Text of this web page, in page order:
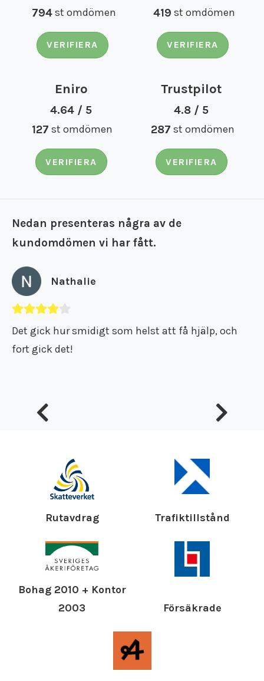
794 st omdömen
VERIFIERA
419 st omdömen
VERIFIERA
Eniro
4.64 / 5
127 st omdömen
VERIFIERA
Trustpilot
4.8 / 5
287 st omdömen
VERIFIERA
Nedan presenteras några av de
kundomdömen vi har fått.
Nathalie
Det gick hur smidigt som helst att få hjälp, och
fort gick det!
Rutavdrag Trafiktillstånd
Bohag 2010 + Kontor
2003
Försäkrade